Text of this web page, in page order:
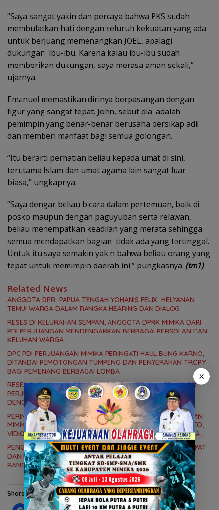
“Saya sangat yakin dan percaya bahwa PKS sudah
membulatkan hati dengan seluruh kekuatan yang ada
untuk berjuang memenangkan JOEL, apalagi
dukungan ibu-ibu. Karena kalau ibu-ibu sudah
memberikan dukungan, saya merasa aman sekali,”
ujarnya.
Emanuel memastikan dirinya berpasangan dengan
figur yang sangat tepat. John, sebut dia, adalah
pemimpin yang benar-benar berusaha bersikap adil
dan memberi manfaat bagi semua golongan.
“Itu berarti perhatian beliau kepada umat di sini,
terutama Islam dan umat agama lain sangat luar
biasa,” ungkapnya.
“Saya dengar beliau bicara dalam pertemuan, baik di
posko maupun dengan paguyuban serta relawan,
beliau menempatkan keadilan yang merata sehingga
semua mendapatkan bagian tidak ada yang tertinggal.
Untuk itu saya semakin yakin bahwa beliau orang yang
tepat untuk memimpin daerah ini,” pungkasnya. (tm1)
Related News
ANGGOTA DPR PAPUA TENGAH YOHANIS FELIX HELYANAN
TEMUI WARGA DALAM RANGKA HEARING DAN DIALOG
RESES DI KELURAHAN SEMPAN, ANGGOTA DPRK MIMIKA DARI
PDI PERJUANGAN MENDENGARKAN BERBAGAI PERSOLAN DAN
KELUHAN WARGA
DPC PDI PERJUANGAN MIMIKA PERINGATI HAUL BUNG KARNO,
DITANDAI PEMOTONGAN TUMPENG DAN PENYERAHAN TROPY
BAGI PEMENANG BERBAGAI LOMBA
RESES DI TIMIKA, ANGGOTA DPR PAPUA TENGAH FRAKSI PDI
PERJUANGAN YOHANES FELIX HELYANAN SERAP ASPIRASI
DENGAN BERTATAP MUKA DAN RITUAL BERAPEN
PERINGATI BULAN BUNG KARNO 2026, DPC PDI PERJUANGAN
MIMIKA GELAR SERANGKAIAN KEGIATAN DARI LOMBA PIDATO,
VIDIO PENDEK, SENAM SICITA, BERSIH-BERSIH KOTA, HINGGA
LOMBA INTERNAL DOMINO SAMBIL NOBAR PIALA DUNIA
PENGURUS PAC PDI PERJUANGAN MIMIKA TIMUR GELAR RAPAT
DAN KONSOLDIASI, PERCEPAT TERBENTUKNYA PENGURUS
RANTING DAN ANAK RANTING
Share this:
X